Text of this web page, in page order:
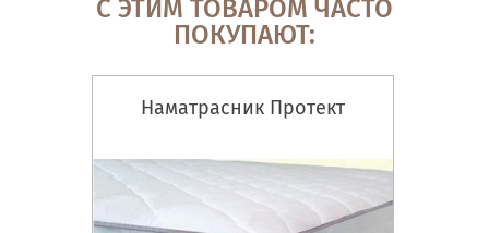
С ЭТИМ ТОВАРОМ ЧАСТО
ПОКУПАЮТ:
Наматрасник Протект